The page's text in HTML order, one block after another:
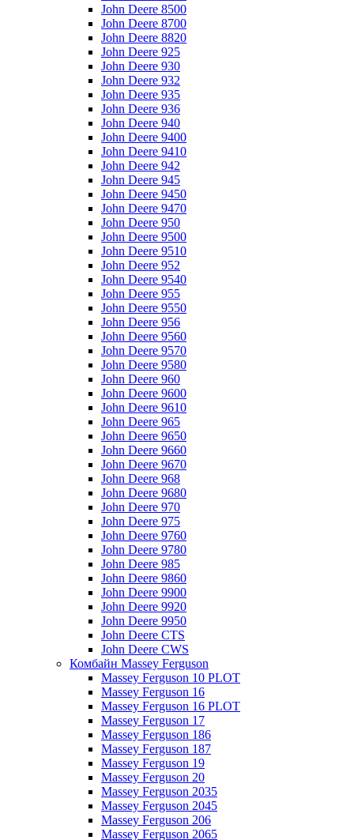
John Deere 8500
John Deere 8700
John Deere 8820
John Deere 925
John Deere 930
John Deere 932
John Deere 935
John Deere 936
John Deere 940
John Deere 9400
John Deere 9410
John Deere 942
John Deere 945
John Deere 9450
John Deere 9470
John Deere 950
John Deere 9500
John Deere 9510
John Deere 952
John Deere 9540
John Deere 955
John Deere 9550
John Deere 956
John Deere 9560
John Deere 9570
John Deere 9580
John Deere 960
John Deere 9600
John Deere 9610
John Deere 965
John Deere 9650
John Deere 9660
John Deere 9670
John Deere 968
John Deere 9680
John Deere 970
John Deere 975
John Deere 9760
John Deere 9780
John Deere 985
John Deere 9860
John Deere 9900
John Deere 9920
John Deere 9950
John Deere CTS
John Deere CWS
Комбайн Massey Ferguson
Massey Ferguson 10 PLOT
Massey Ferguson 16
Massey Ferguson 16 PLOT
Massey Ferguson 17
Massey Ferguson 186
Massey Ferguson 187
Massey Ferguson 19
Massey Ferguson 20
Massey Ferguson 2035
Massey Ferguson 2045
Massey Ferguson 206
Massey Ferguson 2065